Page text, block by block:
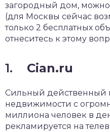
загородный дом, можно
(для Москвы сейчас
только 2 бесплатных
отнеситесь к этому
1. Cian.ru
Сильный действенный
недвижимости с
миллиона человек в
рекламируется на